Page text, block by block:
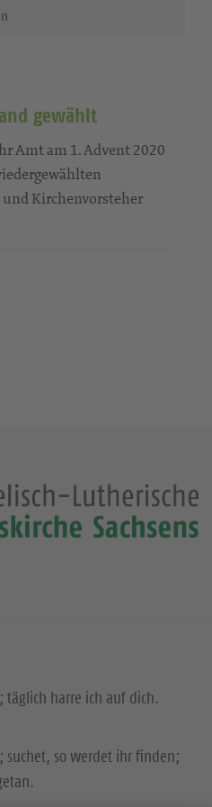
gewählt
Amt am 1. Advent 2020
Kirchenvorsteher
harre ich auf dich.
suchet, so werdet ihr finden;